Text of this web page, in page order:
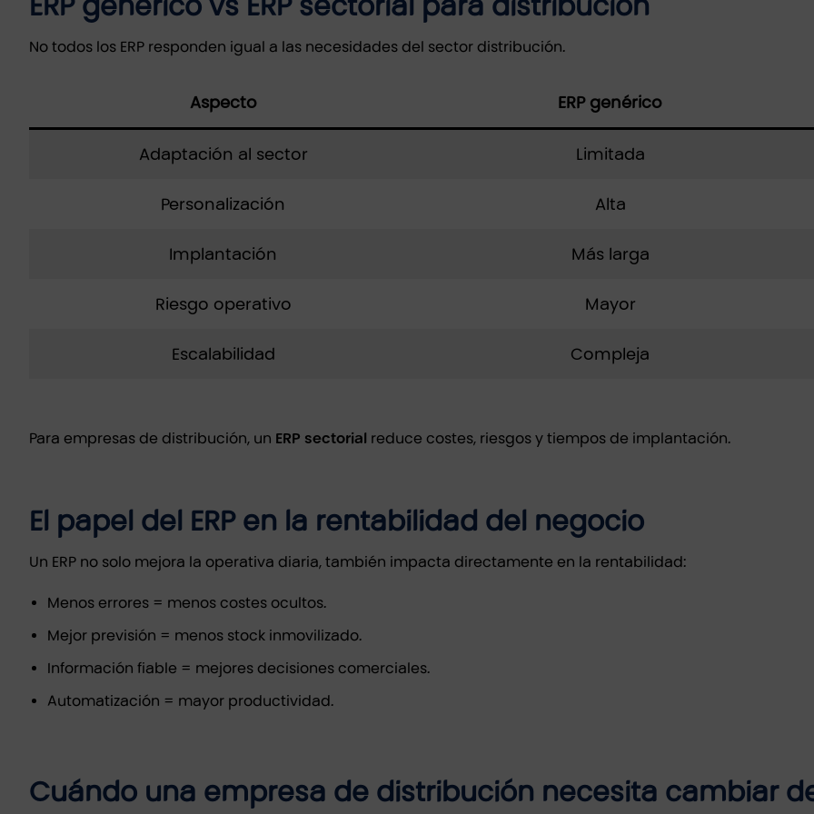
No todos los ERP responden igual a las necesidades del sector distribución.
Aspecto ERP genérico
Adaptación al sector Limitada
Personalización Alta
Implantación Más larga
Riesgo operativo Mayor
Escalabilidad Compleja
Para empresas de distribución, un ERP sectorial reduce costes, riesgos y tiempos de implantación.
El papel del ERP en la rentabilidad del negocio
Un ERP no solo mejora la operativa diaria, también impacta directamente en la rentabilidad:
Menos errores = menos costes ocultos.
Mejor previsión = menos stock inmovilizado.
Información fiable = mejores decisiones comerciales.
Automatización = mayor productividad.
Cuándo una empresa de distribución necesita cambiar de